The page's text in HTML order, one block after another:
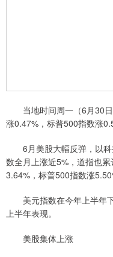
当地时间周一（6月30日
涨0.47%，标普500指数涨
6月美股大幅反弹，以科
数全月上涨近5%，道指也
3.64%，标普500指数涨
美元指数在今年上半年
上半年表现。
美股集体上涨